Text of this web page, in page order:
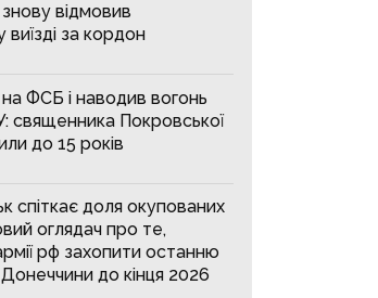
відмовив
за кордон
ФСБ і наводив вогонь
священника Покровської
до 15 років
спіткає доля окупованих
оглядач про те,
рф захопити останню
до кінця 2026